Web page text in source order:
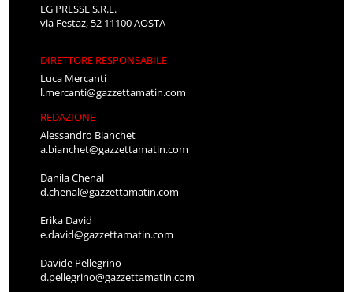
LG PRESSE S.R.L.
via Festaz, 52 11100 AOSTA
DIRETTORE RESPONSABILE
Luca Mercanti
l.mercanti@gazzettamatin.com
REDAZIONE
Alessandro Bianchet
a.bianchet@gazzettamatin.com
Danila Chenal
d.chenal@gazzettamatin.com
Erika David
e.david@gazzettamatin.com
Davide Pellegrino
d.pellegrino@gazzettamatin.com